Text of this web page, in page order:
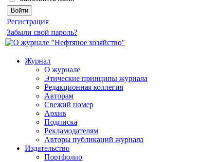
Регистрация
Забыли свой пароль?
Журнал
О журнале
Этические принципы журнала
Редакционная коллегия
Авторам
Свежий номер
Архив
Подписка
Рекламодателям
Авторы публикаций журнала
Издательство
Портфолио